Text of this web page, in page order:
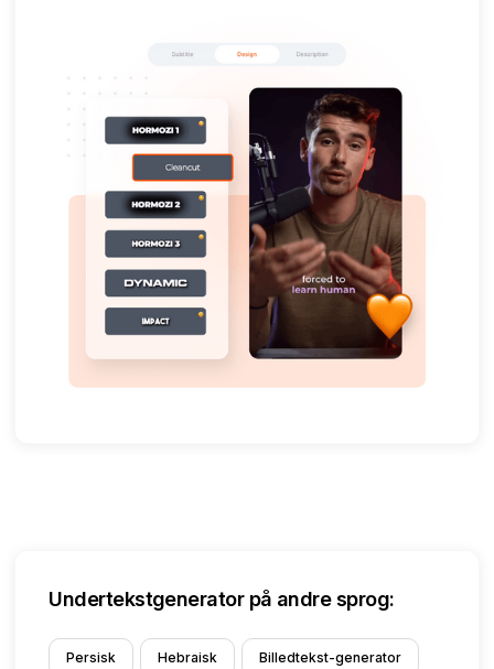
Undertekstgenerator på andre sprog:
Persisk Hebraisk Billedtekst-generator